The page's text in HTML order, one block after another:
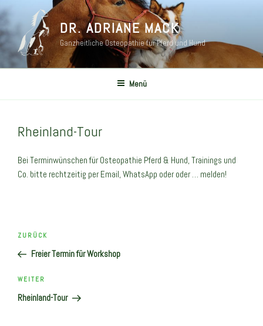
Zum
springen
DR. ADRIANE MACK
Ganzheitliche Osteopathie für Pferd und Hund
Menü
Rheinland-Tour
Bei Terminwünschen für Osteopathie Pferd & Hund, Trainings und
Co. bitte rechtzeitig per Email, WhatsApp oder oder … melden!
Beitragsnavigation
Vorheriger
Beitrag
ZURÜCK
Freier Termin für Workshop
Nächster
Beitrag
WEITER
Rheinland-Tour